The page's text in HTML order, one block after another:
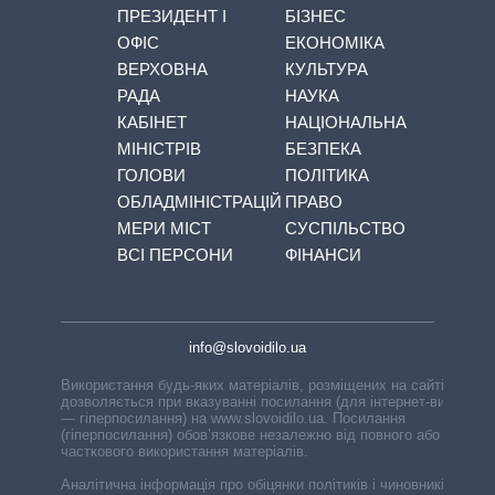
ПРЕЗИДЕНТ І
ОФІС
ВЕРХОВНА
РАДА
КАБІНЕТ
МІНІСТРІВ
ГОЛОВИ
ОБЛАДМІНІСТРАЦІЙ
МЕРИ МІСТ
ВСІ ПЕРСОНИ
БІЗНЕС
ЕКОНОМІКА
КУЛЬТУРА
НАУКА
НАЦІОНАЛЬНА
БЕЗПЕКА
ПОЛІТИКА
ПРАВО
СУСПІЛЬСТВО
ФІНАНСИ
info@slovoidilo.ua
Використання будь-яких матеріалів, розміщених на сайті,
дозволяється при вказуванні посилання (для інтернет-видань
— гіперпосилання) на www.slovoidilo.ua. Посилання
(гіперпосилання) обов’язкове незалежно від повного або
часткового використання матеріалів.
Аналітична інформація про обіцянки політиків і чиновників,